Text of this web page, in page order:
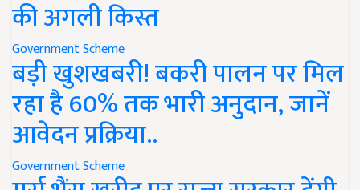
की अगली किस्त
Government Scheme
बड़ी खुशखबरी! बकरी पालन पर मिल
रहा है 60% तक भारी अनुदान, जानें
आवेदन प्रक्रिया..
Government Scheme